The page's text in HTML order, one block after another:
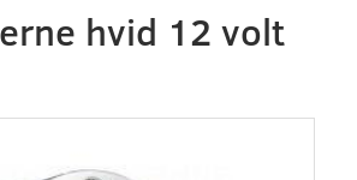
hvid 12 volt